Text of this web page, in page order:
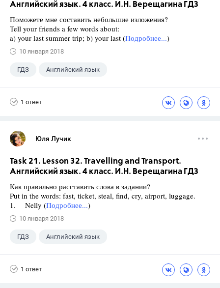
Английский язык. 4 класс. И.Н. Верещагина ГДЗ
Поможете мне составить небольшие изложения?
Tell your friends a few words about:
a) your last summer trip; b) your last (Подробнее...)
10 января 2018
ГДЗ Английский язык
1 ответ
Юля Лучик
Task 21. Lesson 32. Travelling and Transport.
Английский язык. 4 класс. И.Н. Верещагина ГДЗ
Как правильно расставить слова в задании?
Put in the words: fast, ticket, steal, find, cry, airport, luggage.
1. Nelly (Подробнее...)
10 января 2018
ГДЗ Английский язык
1 ответ